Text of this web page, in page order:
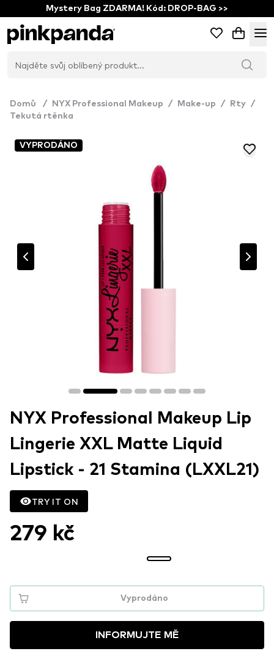
Mystery Bag ZDARMA! Kód: DROP-BAG >>
Domů / NYX Professional Makeup / Make-up / Rty /
Tekutá rtěnka
VYPRODÁNO
NYX Professional Makeup Lip
Lingerie XXL Matte Liquid
Lipstick - 21 Stamina (LXXL21)
TRY IT ON
279 kč
Vyprodáno
INFORMUJTE MĚ